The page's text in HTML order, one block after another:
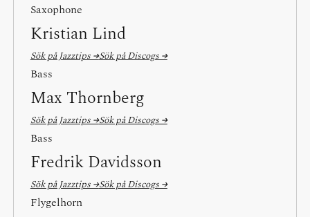
Saxophone
Kristian Lind
Sök på Jazztips →Sök på Discogs →
Bass
Max Thornberg
Sök på Jazztips →Sök på Discogs →
Bass
Fredrik Davidsson
Sök på Jazztips →Sök på Discogs →
Flygelhorn